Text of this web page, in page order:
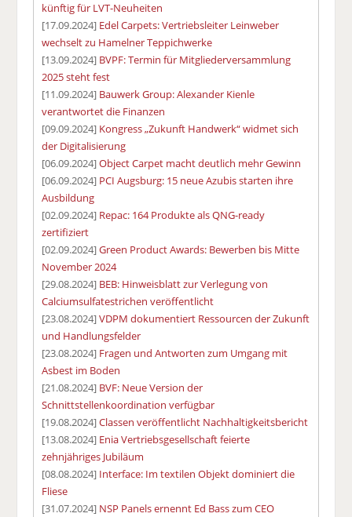
künftig für LVT-Neuheiten
[17.09.2024] Edel Carpets: Vertriebsleiter Leinweber
wechselt zu Hamelner Teppichwerke
[13.09.2024] BVPF: Termin für Mitgliederversammlung
2025 steht fest
[11.09.2024] Bauwerk Group: Alexander Kienle
verantwortet die Finanzen
[09.09.2024] Kongress „Zukunft Handwerk“ widmet sich
der Digitalisierung
[06.09.2024]Object Carpet macht deutlich mehr Gewinn
[06.09.2024] PCI Augsburg: 15 neue Azubis starten ihre
Ausbildung
[02.09.2024] Repac: 164 Produkte als QNG-ready
zertifiziert
[02.09.2024]Green Product Awards: Bewerben bis Mitte
November 2024
[29.08.2024] BEB: Hinweisblatt zur Verlegung von
Calciumsulfatestrichen veröffentlicht
[23.08.2024]VDPM dokumentiert Ressourcen der Zukunft
und Handlungsfelder
[23.08.2024] Fragen und Antworten zum Umgang mit
Asbest im Boden
[21.08.2024] BVF: Neue Version der
Schnittstellenkoordination verfügbar
[19.08.2024]Classen veröffentlicht Nachhaltigkeitsbericht
[13.08.2024] Enia Vertriebsgesellschaft feierte
zehnjähriges Jubiläum
[08.08.2024] Interface: Im textilen Objekt dominiert die
Fliese
[31.07.2024] NSP Panels ernennt Ed Bass zum CEO